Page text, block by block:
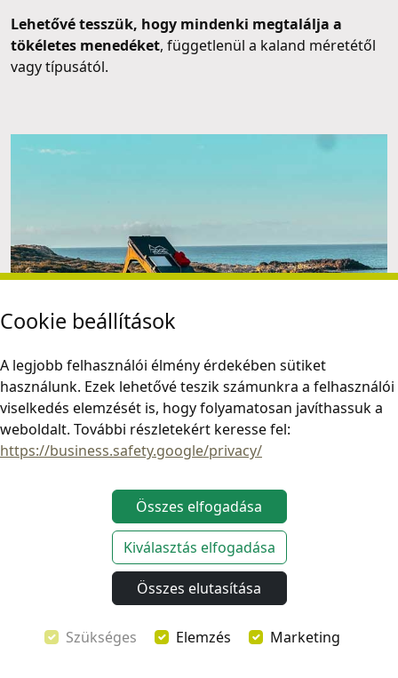
Cookie beállítások
A legjobb felhasználói élmény érdekében sütiket
használunk. Ezek lehetővé teszik számunkra a felhasználói
viselkedés elemzését is, hogy folyamatosan javíthassuk a
weboldalt. További részletekért keresse fel:
https://business.safety.google/privacy/
Összes elfogadása
Kiválasztás elfogadása
Összes elutasítása
Szükséges Elemzés Marketing
Lehetővé tesszük, hogy mindenki megtalálja a
tökéletes menedéket, függetlenül a kaland méretétől
vagy típusától.
A tartósság kulcsfontosságú tényező minden overland
sátor esetében, és autós tetősátrainkat úgy terveztük,
hogy hosszú éveken át ellenálljanak a kihívásoknak.
Prémium minőségű, strapabíró anyagokból
, amelyek bírják az intenzív használatot.
Alumínium héj, rozsdamentes acél zsanérok és
masszív vázgarantálja, hogy a sátornem hagy